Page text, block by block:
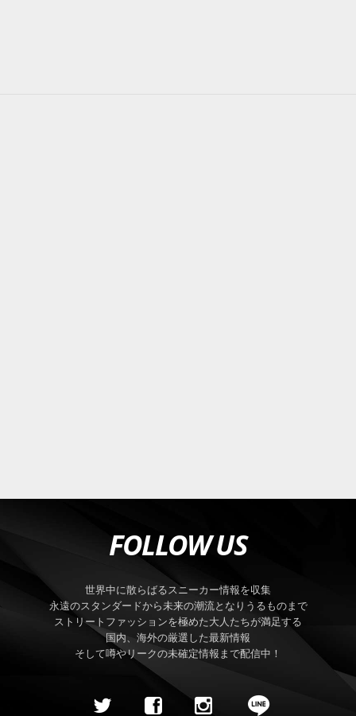
FOLLOW US
世界中に散らばるスニーカー情報を収集
永遠のスタンダードから未来の潮流となりうるものまで
ストリートファッションを極めた大人たちが満足する
国内、海外の厳選した最新情報
そして噂やリークの未確定情報まで配信中！